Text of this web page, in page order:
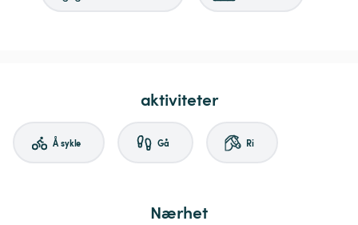
aktiviteter
Å sykle Gå Ri
Nærhet